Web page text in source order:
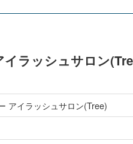
イラッシュサロン
アイラッシュサロン(Tree)